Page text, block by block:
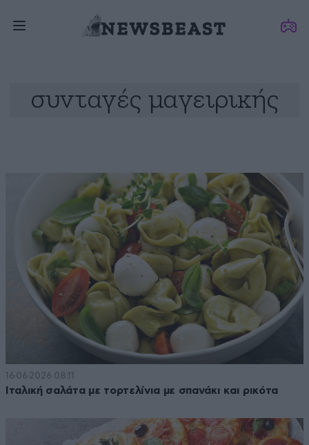
συνταγές μαγειρικής
16·06·2026 08:11
Ιταλική σαλάτα με τορτελίνια με σπανάκι και ρικότα